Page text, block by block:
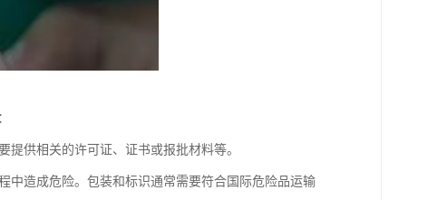
供相关的许可证、证书或报批材料等。
中造成危险。包装和标识通常需要符合国际危险品运输